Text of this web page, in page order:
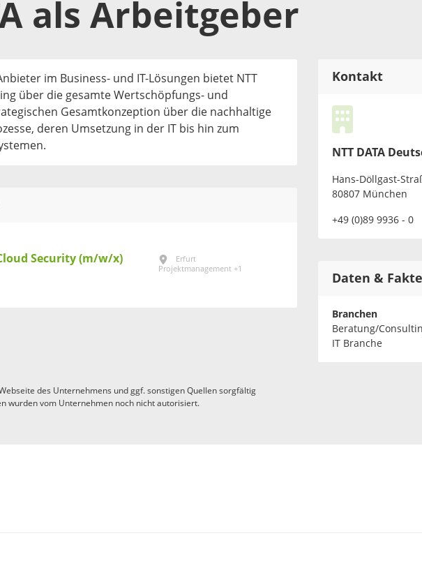
als Arbeitgeber
im Business- und IT-Lösungen bietet NTT
über die gesamte Wertschöpfungs- und
Gesamtkonzeption über die nachhaltige
deren Umsetzung in der IT bis hin zum
Security (m/w/x)
Erfurt
Projektmanagement +1
Kontakt
NTT DATA
Hans-Döllgast-
80807 München
+49 (0)89 9936 - 0
Daten &
Branchen
Beratung/
IT Branche
des Unternehmens und ggf. sonstigen Quellen sorgfältig
wurden vom Unternehmen noch nicht autorisiert.